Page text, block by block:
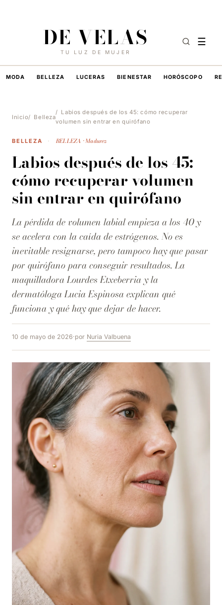
DE VELAS
TU LUZ DE MUJER
☰
MODA BELLEZA LUCERAS BIENESTAR HORÓSCOPO
Inicio Belleza
Labios después de los 45: cómo recuperar
volumen sin entrar en quirófano
BELLEZA · BELLEZA · Madurez
Labios después de los 45:
cómo recuperar volumen
sin entrar en quirófano
La pérdida de volumen labial empieza a los 40 y
se acelera con la caída de estrógenos. No es
inevitable resignarse, pero tampoco hay que pasar
por quirófano para conseguir resultados. La
maquilladora Lourdes Etxeberria y la
dermatóloga Lucia Espinosa explican qué
funciona y qué hay que dejar de hacer.
10 de mayo de 2026·por Nuria Valbuena